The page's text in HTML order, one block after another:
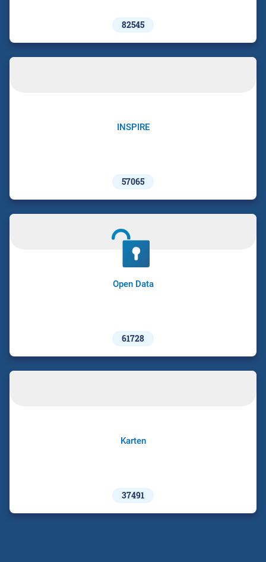
82545
INSPIRE
57065
Open Data
61728
Karten
37491